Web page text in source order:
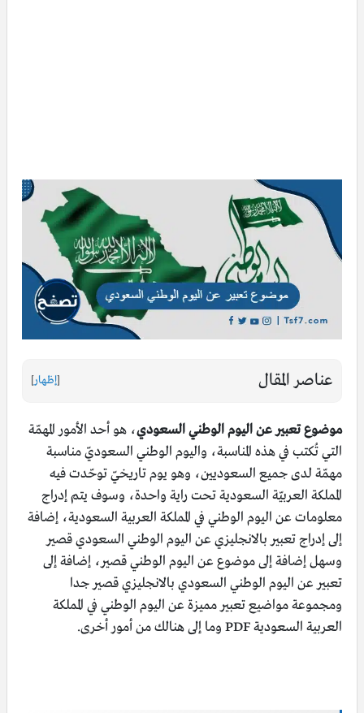
عناصر المقال [إظهار]
موضوع تعبير عن اليوم الوطني السعودي، هو أحد الأمور المهمّة
التي تُكتب في هذه المناسبة، واليوم الوطني السعوديّ مناسبة
مهمّة لدى جميع السعوديين، وهو يوم تاريخيّ توحّدت فيه
المملكة العربيّة السعودية تحت راية واحدة، وسوف يتم إدراج
معلومات عن اليوم الوطني في المملكة العربية السعودية، إضافة
إلى إدراج تعبير بالانجليزي عن اليوم الوطني السعودي قصير
وسهل إضافة إلى موضوع عن اليوم الوطني قصير، إضافة إلى
تعبير عن اليوم الوطني السعودي بالانجليزي قصير جدا
ومجموعة مواضيع تعبير مميزة عن اليوم الوطني في المملكة
العربية السعودية PDF وما إلى هنالك من أمور أخرى.